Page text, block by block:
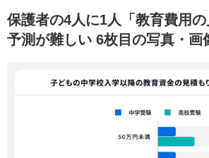
保護者の4人に1人「教育費用の
予測が難しい 6枚目の写真・画